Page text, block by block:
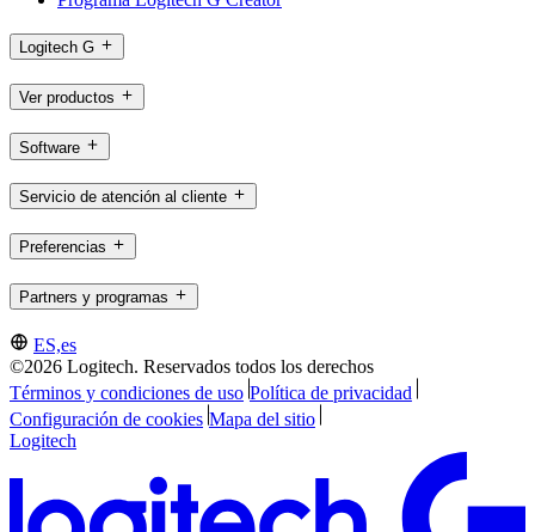
Logitech G
Ver productos
Software
Servicio de atención al cliente
Preferencias
Partners y programas
ES,es
©2026 Logitech. Reservados todos los derechos
Términos y condiciones de uso Política de privacidad
Configuración de cookies Mapa del sitio
Logitech